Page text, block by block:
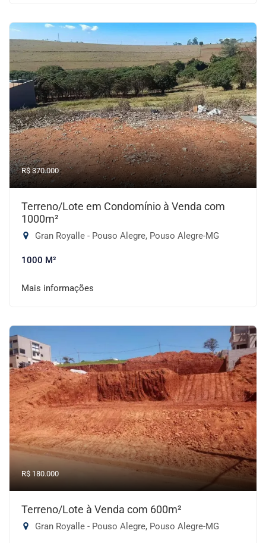
R$ 370.000
Terreno/Lote em Condomínio à Venda com
1000m²
Gran Royalle - Pouso Alegre, Pouso Alegre-MG
1000 M²
Mais informações
R$ 180.000
Terreno/Lote à Venda com 600m²
Gran Royalle - Pouso Alegre, Pouso Alegre-MG